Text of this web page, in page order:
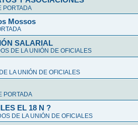
PORTADA
Mossos
SALARIAL
DE LA UNIÓN DE OFICIALES
LA UNIÓN DE OFICIALES
PORTADA
EL 18 N ?
DE LA UNIÓN DE OFICIALES